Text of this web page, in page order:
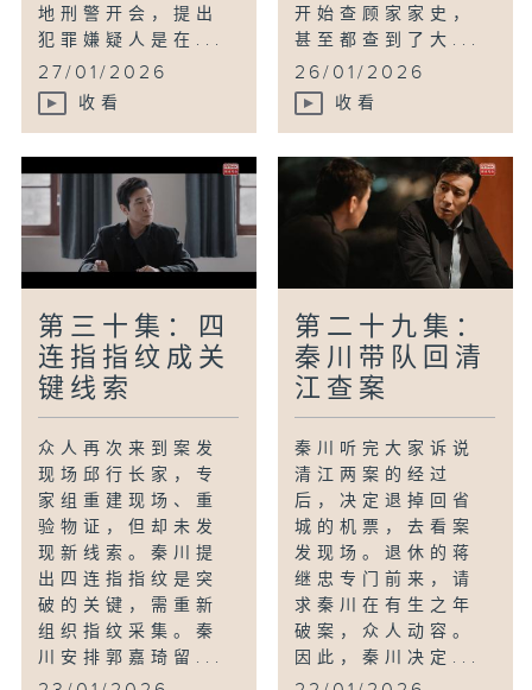
地刑警开会，提出
犯罪嫌疑人是在...
27/01/2026
收看
开始查顾家家史，
甚至都查到了大...
26/01/2026
收看
第三十集：四
连指指纹成关
键线索
众人再次来到案发
现场邱行长家，专
家组重建现场、重
验物证，但却未发
现新线索。秦川提
出四连指指纹是突
破的关键，需重新
组织指纹采集。秦
川安排郭嘉琦留...
第二十九集：
秦川带队回清
江查案
秦川听完大家诉说
清江两案的经过
后，决定退掉回省
城的机票，去看案
发现场。退休的蒋
继忠专门前来，请
求秦川在有生之年
破案，众人动容。
因此，秦川决定...